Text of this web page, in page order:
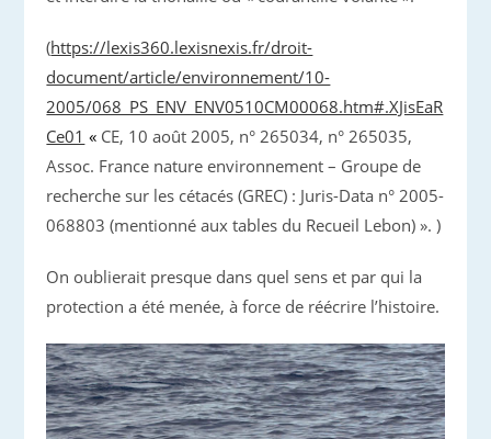
(https://lexis360.lexisnexis.fr/droit-
document/article/environnement/10-
2005/068_PS_ENV_ENV0510CM00068.htm#.XJisEaR
Ce01 « CE, 10 août 2005, n° 265034, n° 265035,
Assoc. France nature environnement – Groupe de
recherche sur les cétacés (GREC) : Juris-Data n° 2005-
068803 (mentionné aux tables du Recueil Lebon) ». )
On oublierait presque dans quel sens et par qui la
protection a été menée, à force de réécrire l’histoire.